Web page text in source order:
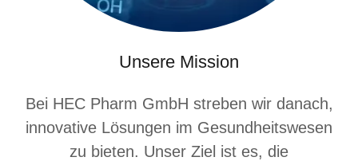
Unsere Mission
Bei HEC Pharm GmbH streben wir danach,
innovative Lösungen im Gesundheitswesen
zu bieten. Unser Ziel ist es, die